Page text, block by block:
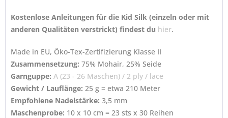
Kostenlose Anleitungen für die Kid Silk (einzeln oder mit
anderen Qualitäten verstrickt) findest du hier.
Made in EU, Öko-Tex-Zertifizierung Klasse II
Zusammensetzung: 75% Mohair, 25% Seide
Garnguppe: A (23 - 26 Maschen) / 2 ply / lace
Gewicht / Lauflänge: 25 g = etwa 210 Meter
Empfohlene Nadelstärke: 3,5 mm
Maschenprobe: 10 x 10 cm = 23 sts x 30 Reihen